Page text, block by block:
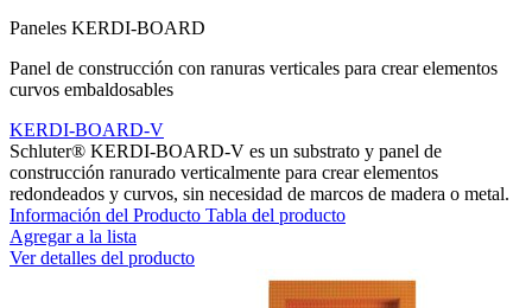
Paneles KERDI-BOARD
Panel de construcción con ranuras verticales para crear elementos
curvos embaldosables
KERDI-BOARD-V
Schluter® KERDI-BOARD-V es un substrato y panel de
construcción ranurado verticalmente para crear elementos
redondeados y curvos, sin necesidad de marcos de madera o metal.
Información del Producto Tabla del producto
Agregar a la lista
Ver detalles del producto